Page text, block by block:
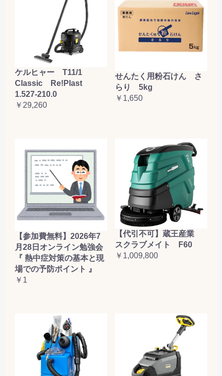
ケルヒャー T11/1
Classic Re!Plast
1.527-210.0
￥29,260
せんたく用粉石けん さ
らり 5kg
￥1,650
【参加費無料】2026年7
月28日オンライン勉強会
『 熱中症対策の基本と現
場での予防ポイント 』
￥1
【代引不可】蔵王産業
スクラブメイト F60
￥1,009,800